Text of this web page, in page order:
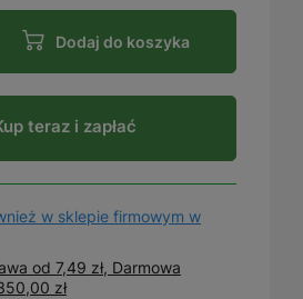
Dodaj do koszyka
teraz i zapłać
w sklepie firmowym w
od 7,49 zł, Darmowa
zł